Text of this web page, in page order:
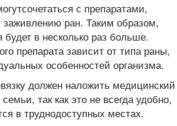
с препаратами,
ран. Таким образом,
в несколько раз больше.
препарата зависит от типа раны,
особенностей организма.
должен наложить медицинский
так как это не всегда удобно,
в труднодоступных местах.